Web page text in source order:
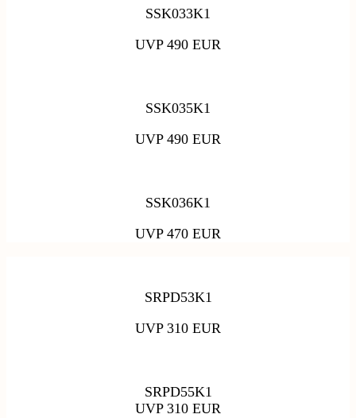
SSK033K1
UVP 490 EUR
SSK035K1
UVP 490 EUR
SSK036K1
UVP 470 EUR
SRPD53K1
UVP 310 EUR
SRPD55K1
UVP 310 EUR